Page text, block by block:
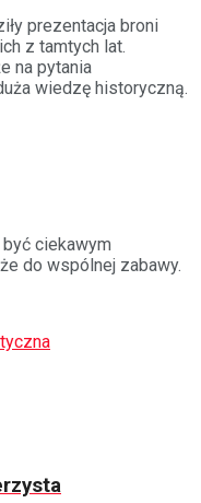
prezentacja broni
z tamtych lat.
na pytania
wiedzę historyczną.
być ciekawym
do wspólnej zabawy.